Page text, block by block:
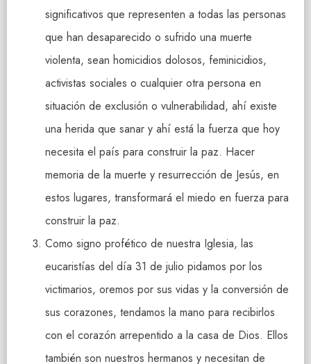
significativos que representen a todas las personas
que han desaparecido o sufrido una muerte
violenta, sean homicidios dolosos, feminicidios,
activistas sociales o cualquier otra persona en
situación de exclusión o vulnerabilidad, ahí existe
una herida que sanar y ahí está la fuerza que hoy
necesita el país para construir la paz. Hacer
memoria de la muerte y resurrección de Jesús, en
estos lugares, transformará el miedo en fuerza para
construir la paz.
Como signo profético de nuestra Iglesia, las
eucaristías del día 31 de julio pidamos por los
victimarios, oremos por sus vidas y la conversión de
sus corazones, tendamos la mano para recibirlos
con el corazón arrepentido a la casa de Dios. Ellos
también son nuestros hermanos y necesitan de